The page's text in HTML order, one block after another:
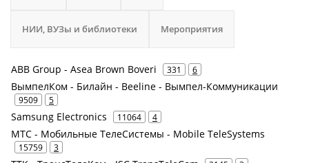
НИИ, ВУЗы и библиотеки Мероприятия
ABB Group - Asea Brown Boveri 331 6
ВымпелКом - Билайн - Beeline - Вымпел-Коммуникации
9509 5
Samsung Electronics 11064 4
МТС - Мобильные ТелеСистемы - Mobile TeleSystems
15759 3